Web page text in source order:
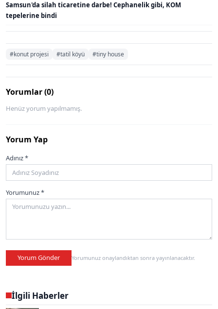
Samsun'da silah ticaretine darbe! Cephanelik gibi, KOM
tepelerine bindi
#konut projesi #tatil köyü #tiny house
Yorumlar (0)
Henüz yorum yapılmamış.
Yorum Yap
Adınız *
Yorumunuz *
Yorum Gönder Yorumunuz onaylandıktan sonra yayınlanacaktır.
İlgili Haberler